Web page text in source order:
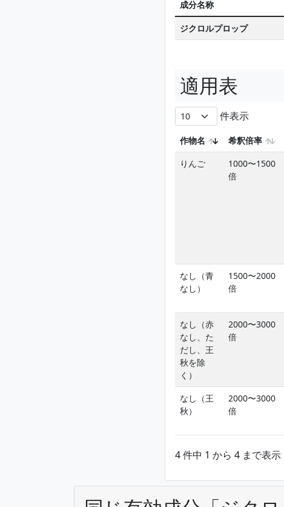
成分名称
ジクロルプロップ
適用表
件表示
作物名 希釈倍率
りんご
1000〜1500
倍
なし（青
なし）
1500〜2000
倍
なし（赤
なし、た
だし、王
秋を除
く）
2000〜3000
倍
なし（王
秋）
2000〜3000
倍
4 件中 1 から 4 まで表示